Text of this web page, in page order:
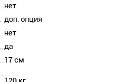
нет
доп. опция
нет
да
17 см